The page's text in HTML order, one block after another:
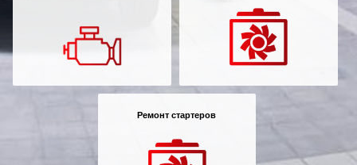
Тюмень
Ульяновск
Чебоксары
Ремонт стартеров